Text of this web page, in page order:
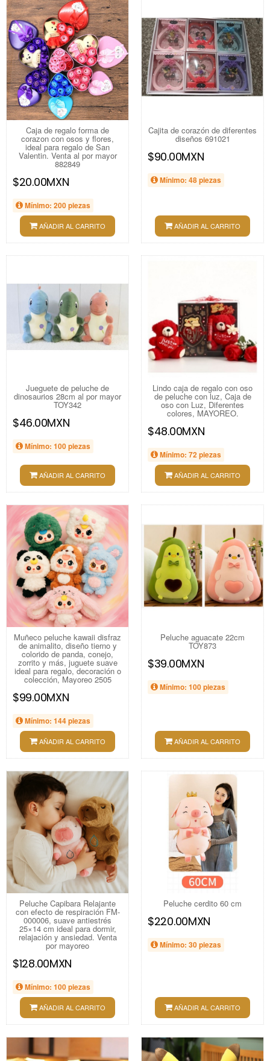
Caja de regalo forma de
corazon con osos y flores,
ideal para regalo de San
Valentin. Venta al por mayor
882849
$20.00MXN
Mínimo: 200 piezas
AÑADIR AL CARRITO
Cajita de corazón de diferentes
diseños 691021
$90.00MXN
Mínimo: 48 piezas
AÑADIR AL CARRITO
Jueguete de peluche de
dinosaurios 28cm al por mayor
TOY342
$46.00MXN
Mínimo: 100 piezas
AÑADIR AL CARRITO
Lindo caja de regalo con oso
de peluche con luz, Caja de
oso con Luz, Diferentes
colores, MAYOREO.
$48.00MXN
Mínimo: 72 piezas
AÑADIR AL CARRITO
Muñeco peluche kawaii disfraz
de animalito, diseño tierno y
colorido de panda, conejo,
zorrito y más, juguete suave
ideal para regalo, decoración o
colección, Mayoreo 2505
$99.00MXN
Mínimo: 144 piezas
AÑADIR AL CARRITO
Peluche aguacate 22cm
TOY873
$39.00MXN
Mínimo: 100 piezas
AÑADIR AL CARRITO
Peluche Capibara Relajante
con efecto de respiración FM-
000006, suave antiestrés
25×14 cm ideal para dormir,
relajación y ansiedad. Venta
por mayoreo
$128.00MXN
Mínimo: 100 piezas
AÑADIR AL CARRITO
Peluche cerdito 60 cm
$220.00MXN
Mínimo: 30 piezas
AÑADIR AL CARRITO